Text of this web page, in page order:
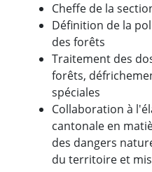
Cheffe de la
Définition de la
des forêts
Traitement des
forêts,
spéciales
Collaboration à
cantonale en
des dangers
du territoire et